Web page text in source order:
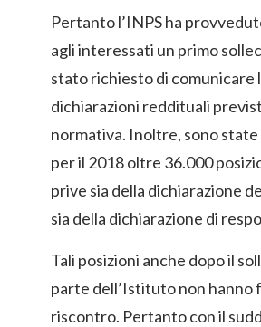
Pertanto l’INPS ha
agli interessati un primo
stato richiesto di comunicare
dichiarazioni reddituali
normativa. Inoltre, sono
per il 2018 oltre 36.000
prive sia della dichiarazione
sia della dichiarazione di
Tali posizioni anche dopo il
parte dell’Istituto non hanno
riscontro. Pertanto con il